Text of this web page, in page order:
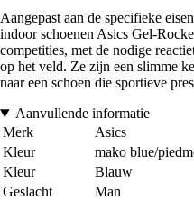
Aangepast aan de specifieke
indoor schoenen Asics Gel-
competities, met de nodige
op het veld. Ze zijn een slimme
naar een schoen die sportieve
Aanvullende informatie
Merk
Asics
Kleur
mako blue/
Kleur
Blauw
Geslacht
Man